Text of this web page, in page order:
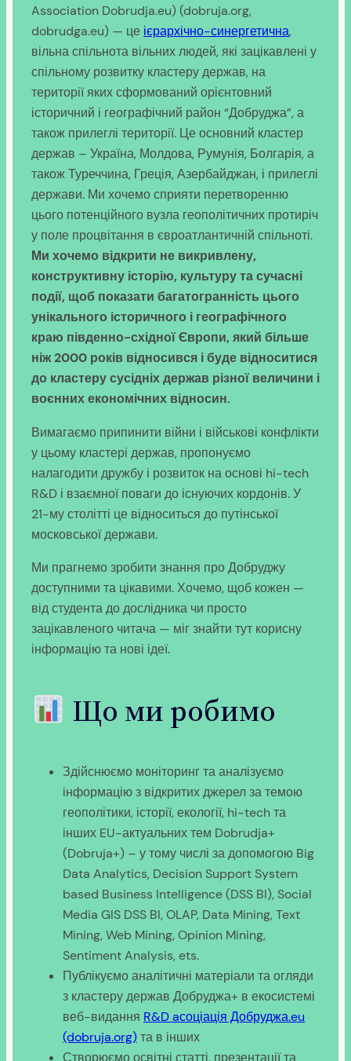
Association Dobrudja.eu) (dobruja.org,
dobrudga.eu) — це ієрархічно-синергетична,
вільна спільнота вільних людей, які зацікавлені у
спільному розвитку кластеру держав, на
території яких сформований орієнтовний
історичний і географічний район “Добруджа”, а
також прилеглі території. Це основний кластер
держав – Україна, Молдова, Румунія, Болгарія, а
також Туреччина, Греція, Азербайджан, і прилеглі
держави. Ми хочемо сприяти перетворенню
цього потенційного вузла геополітичних протиріч
у поле процвітання в євроатлантичній спільноті.
Ми хочемо відкрити не викривлену,
конструктивну історію, культуру та сучасні
події, щоб показати багатогранність цього
унікального історичного і географічного
краю південно-східної Європи, який більше
ніж 2000 років відносився і буде відноситися
до кластеру сусідніх держав різної величини і
воєнних економічних відносин.
Вимагаємо припинити війни і військові конфлікти
у цьому кластері держав, пропонуємо
налагодити дружбу і розвиток на основі hi-tech
R&D і взаємної поваги до існуючих кордонів. У
21-му столітті це відноситься до путінської
московської держави.
Ми прагнемо зробити знання про Добруджу
доступними та цікавими. Хочемо, щоб кожен —
від студента до дослідника чи просто
зацікавленого читача — міг знайти тут корисну
інформацію та нові ідеї.
Що ми робимо
Здійснюємо моніторинг та аналізуємо
інформацію з відкритих джерел за темою
геополітики, історії, екології, hi-tech та
інших EU-актуальних тем Dobrudja+
(Dobruja+) – у тому числі за допомогою Big
Data Analytics, Decision Support System
based Business Intelligence (DSS BI), Social
Media GIS DSS BI, OLAP, Data Mining, Text
Mining, Web Mining, Opinion Mining,
Sentiment Analysis, ets.
Публікуємо аналітичні матеріали та огляди
з кластеру держав Добруджа+ в екосистемі
веб-видання R&D aсоціація Добруджа.eu
(dobruja.org)та в інших
Створюємо освітні статті, презентації та